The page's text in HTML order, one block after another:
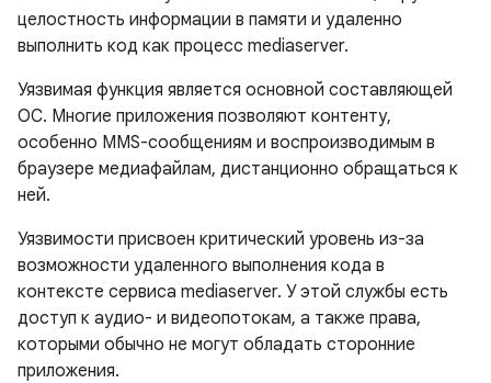
целостность информации в памяти и удаленно
выполнить код как процесс mediaserver.
Уязвимая функция является основной составляющей
ОС. Многие приложения позволяют контенту,
особенно MMS-сообщениям и воспроизводимым в
браузере медиафайлам, дистанционно обращаться к
ней.
Уязвимости присвоен критический уровень из-за
возможности удаленного выполнения кода в
контексте сервиса mediaserver. У этой службы есть
доступ к аудио- и видеопотокам, а также права,
которыми обычно не могут обладать сторонние
приложения.